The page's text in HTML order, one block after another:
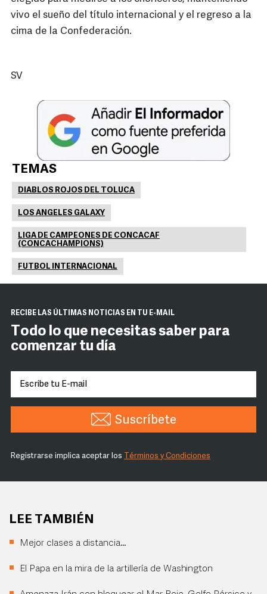
vivo el sueño del título internacional y el regreso a la
cima de la Confederación.
SV
TEMAS
DIABLOS ROJOS DEL TOLUCA
LOS ANGELES GALAXY
LIGA DE CAMPEONES DE CONCACAF
(CONCACHAMPIONS)
FUTBOL INTERNACIONAL
RECIBE LAS ÚLTIMAS NOTICIAS EN TU E-MAIL
Todo lo que necesitas saber para
comenzar tu día
Suscríbete
Registrarse implica aceptar los Términos y Condiciones
LEE TAMBIÉN
Mejor clases a distancia…
El Papa en la mira de la artillería de Washington